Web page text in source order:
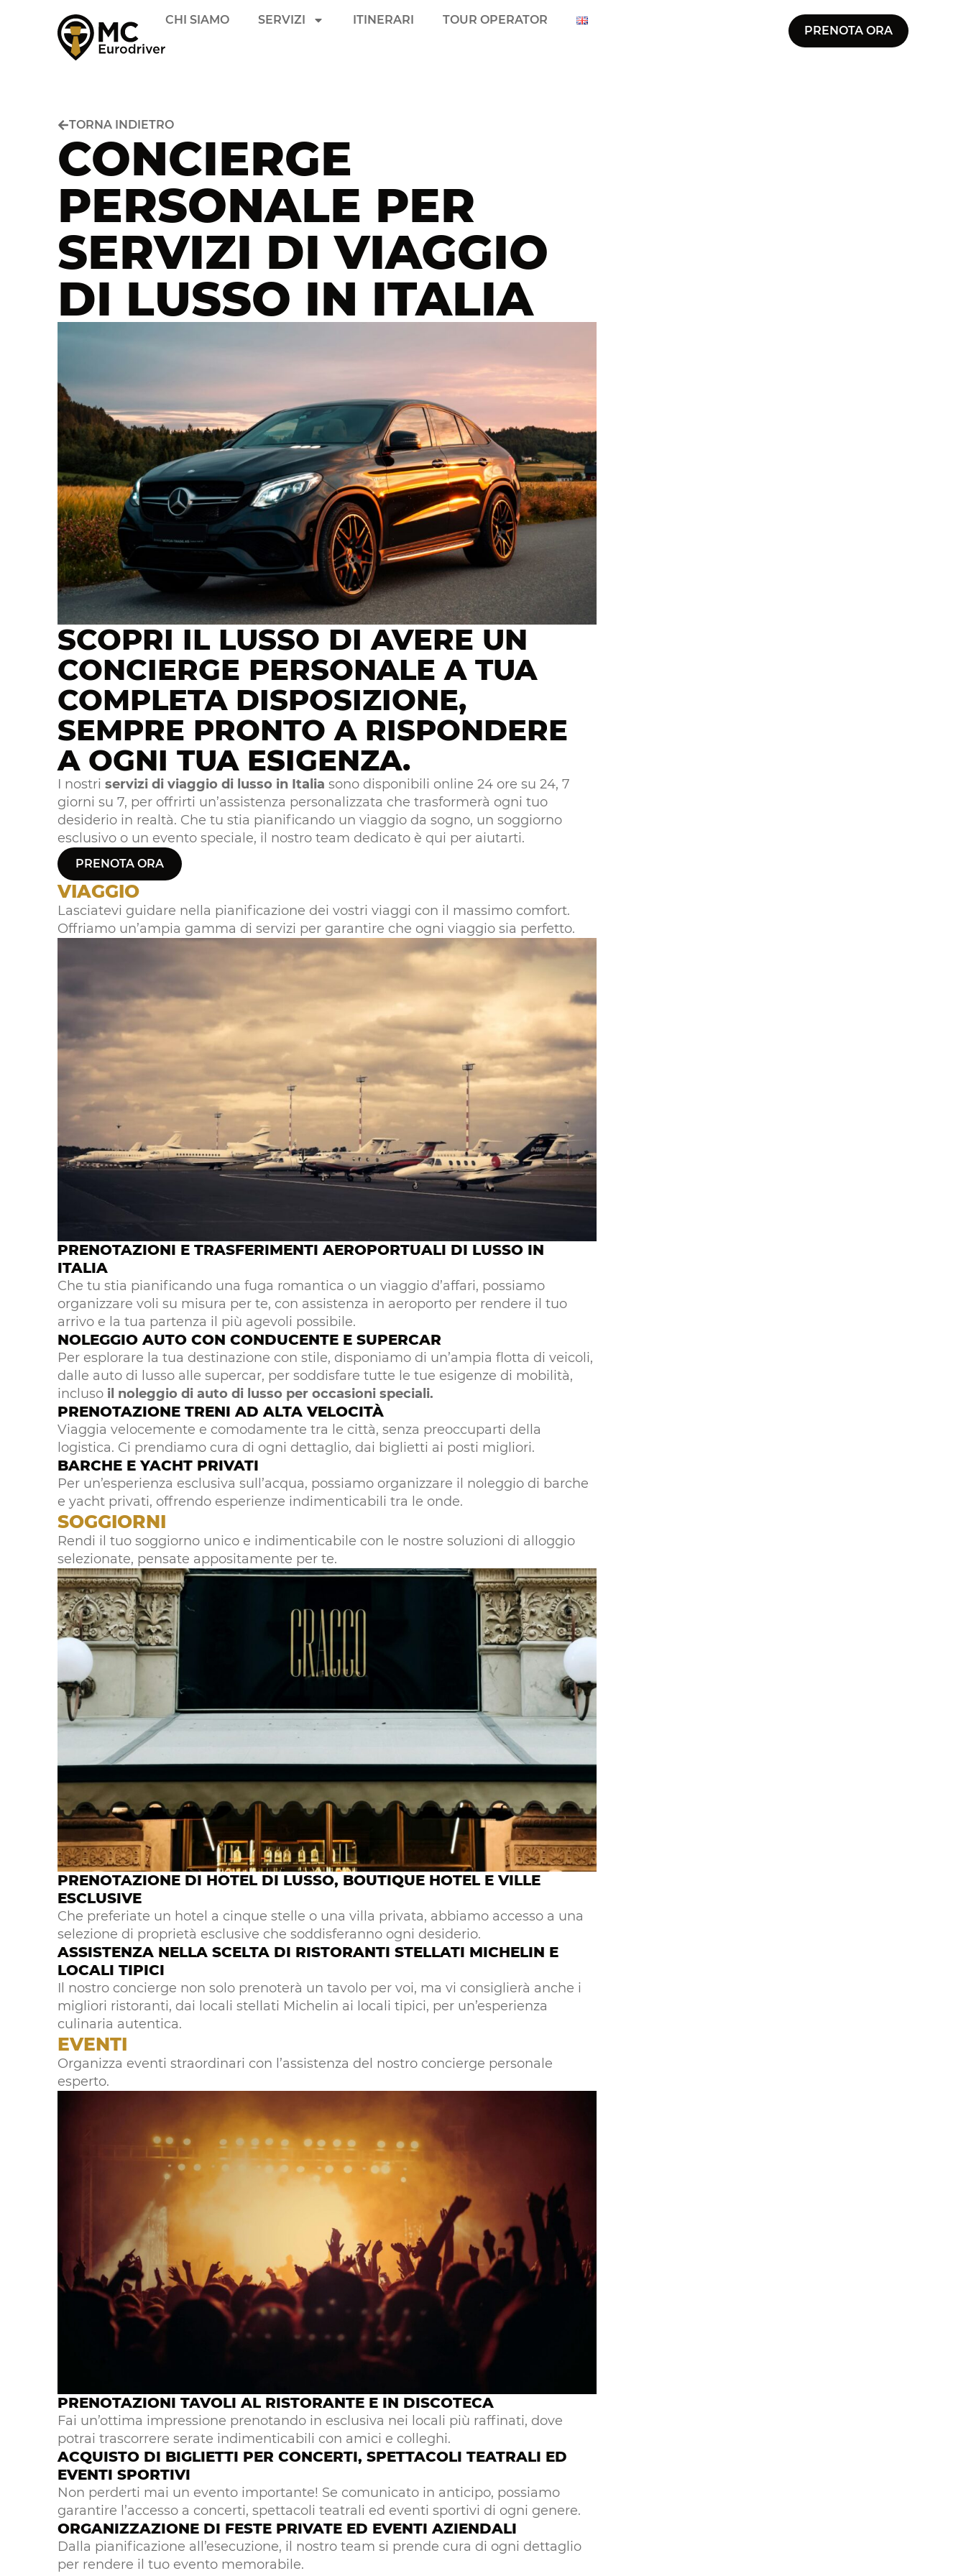
CHI SIAMO SERVIZI ITINERARI TOUR OPERATOR
PRENOTA ORA
TORNA INDIETRO
CONCIERGE
PERSONALE PER
SERVIZI DI VIAGGIO
DI LUSSO IN ITALIA
SCOPRI IL LUSSO DI AVERE UN
CONCIERGE PERSONALE A TUA
COMPLETA DISPOSIZIONE,
SEMPRE PRONTO A RISPONDERE
A OGNI TUA ESIGENZA.
I nostri servizi di viaggio di lusso in Italia sono disponibili online 24 ore su 24, 7
giorni su 7, per offrirti un’assistenza personalizzata che trasformerà ogni tuo
desiderio in realtà. Che tu stia pianificando un viaggio da sogno, un soggiorno
esclusivo o un evento speciale, il nostro team dedicato è qui per aiutarti.
PRENOTA ORA
VIAGGIO
Lasciatevi guidare nella pianificazione dei vostri viaggi con il massimo comfort.
Offriamo un’ampia gamma di servizi per garantire che ogni viaggio sia perfetto.
PRENOTAZIONI E TRASFERIMENTI AEROPORTUALI DI LUSSO IN
ITALIA
Che tu stia pianificando una fuga romantica o un viaggio d’affari, possiamo
organizzare voli su misura per te, con assistenza in aeroporto per rendere il tuo
arrivo e la tua partenza il più agevoli possibile.
NOLEGGIO AUTO CON CONDUCENTE E SUPERCAR
Per esplorare la tua destinazione con stile, disponiamo di un’ampia flotta di veicoli,
dalle auto di lusso alle supercar, per soddisfare tutte le tue esigenze di mobilità,
incluso il noleggio di auto di lusso per occasioni speciali.
PRENOTAZIONE TRENI AD ALTA VELOCITÀ
Viaggia velocemente e comodamente tra le città, senza preoccuparti della
logistica. Ci prendiamo cura di ogni dettaglio, dai biglietti ai posti migliori.
BARCHE E YACHT PRIVATI
Per un’esperienza esclusiva sull’acqua, possiamo organizzare il noleggio di barche
e yacht privati, offrendo esperienze indimenticabili tra le onde.
SOGGIORNI
Rendi il tuo soggiorno unico e indimenticabile con le nostre soluzioni di alloggio
selezionate, pensate appositamente per te.
PRENOTAZIONE DI HOTEL DI LUSSO, BOUTIQUE HOTEL E VILLE
ESCLUSIVE
Che preferiate un hotel a cinque stelle o una villa privata, abbiamo accesso a una
selezione di proprietà esclusive che soddisferanno ogni desiderio.
ASSISTENZA NELLA SCELTA DI RISTORANTI STELLATI MICHELIN E
LOCALI TIPICI
Il nostro concierge non solo prenoterà un tavolo per voi, ma vi consiglierà anche i
migliori ristoranti, dai locali stellati Michelin ai locali tipici, per un’esperienza
culinaria autentica.
EVENTI
Organizza eventi straordinari con l’assistenza del nostro concierge personale
esperto.
PRENOTAZIONI TAVOLI AL RISTORANTE E IN DISCOTECA
Fai un’ottima impressione prenotando in esclusiva nei locali più raffinati, dove
potrai trascorrere serate indimenticabili con amici e colleghi.
ACQUISTO DI BIGLIETTI PER CONCERTI, SPETTACOLI TEATRALI ED
EVENTI SPORTIVI
Non perderti mai un evento importante! Se comunicato in anticipo, possiamo
garantire l’accesso a concerti, spettacoli teatrali ed eventi sportivi di ogni genere.
ORGANIZZAZIONE DI FESTE PRIVATE ED EVENTI AZIENDALI
Dalla pianificazione all’esecuzione, il nostro team si prende cura di ogni dettaglio
per rendere il tuo evento memorabile.